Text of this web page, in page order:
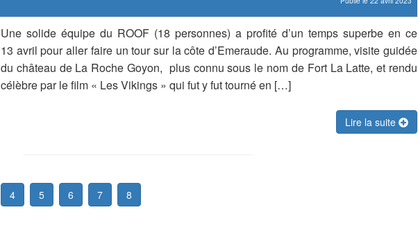
Une solide équipe du ROOF (18 personnes) a profité d’un temps superbe en ce
13 avril pour aller faire un tour sur la côte d’Emeraude. Au programme, visite guidée
du château de La Roche Goyon, plus connu sous le nom de Fort La Latte, et rendu
célèbre par le film « Les Vikings » qui fut y fut tourné en […]
Lire la suite
4 5 6 7 8